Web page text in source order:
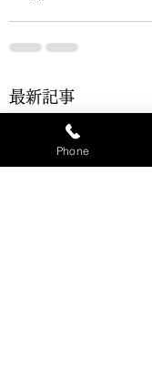
最新記事
Phone